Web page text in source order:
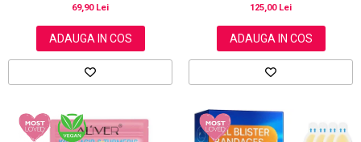
69,90 Lei
ADAUGA IN COS
125,00 Lei
ADAUGA IN COS